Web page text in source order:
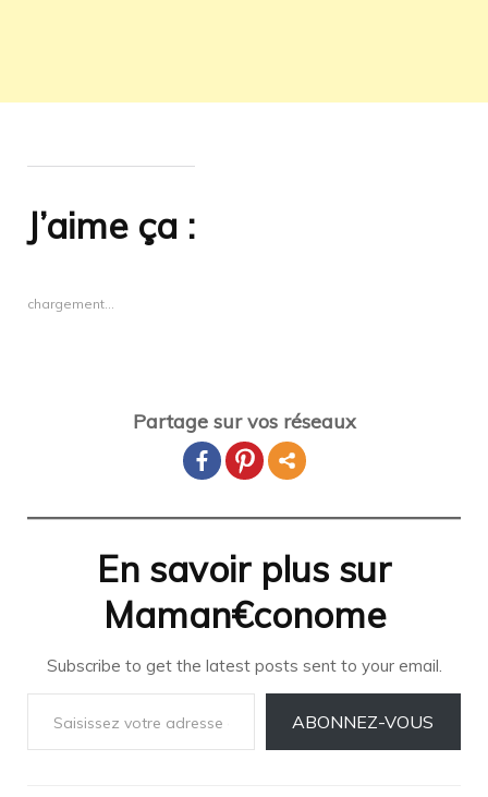
J’aime ça :
chargement…
Partage sur vos réseaux
En savoir plus sur
Maman€conome
Subscribe to get the latest posts sent to your email.
Saisissez votre adresse e-mail…
ABONNEZ-VOUS